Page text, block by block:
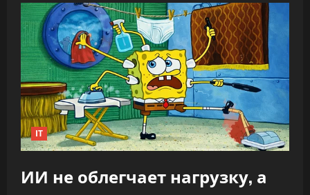
знает,
что
делать»:
CEO
OpenAI
заявил,
что
ИИ
переписывает
правила
капитализма
IT
ИИ не облегчает нагрузку, а